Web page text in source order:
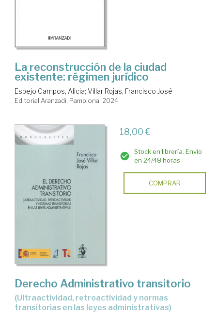
La reconstrucción de la ciudad
existente: régimen jurídico
Espejo Campos, Alicia; Villar Rojas, Francisco José
Editorial Aranzadi. Pamplona, 2024
18,00 €
Stock en librería. Envío
en 24/48 horas
COMPRAR
Derecho Administrativo transitorio
(ultraactividad, retroactividad y normas
transitorias en las leyes administrativas)